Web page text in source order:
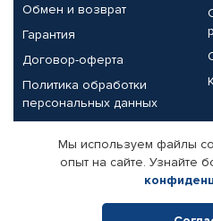
Обмен и возврат
Гарантия
Договор-оферта
Политика обработки
персональных данных
Партнерам
Корпоративным клиентам
Поставщикам
Мы используем файлы
опыт на сайте. Узнайте